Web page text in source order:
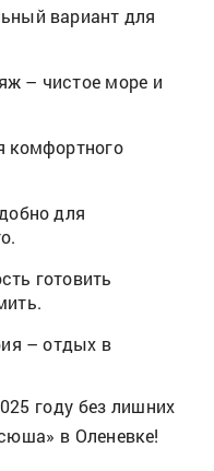
вариант для
– чистое море и
комфортного
для
готовить
– отдых в
году без лишних
в Оленевке!